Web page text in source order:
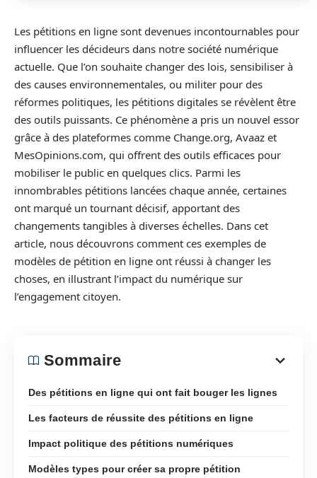
Les pétitions en ligne sont devenues incontournables pour
influencer les décideurs dans notre société numérique
actuelle. Que l’on souhaite changer des lois, sensibiliser à
des causes environnementales, ou militer pour des
réformes politiques, les pétitions digitales se révèlent être
des outils puissants. Ce phénomène a pris un nouvel essor
grâce à des plateformes comme Change.org, Avaaz et
MesOpinions.com, qui offrent des outils efficaces pour
mobiliser le public en quelques clics. Parmi les
innombrables pétitions lancées chaque année, certaines
ont marqué un tournant décisif, apportant des
changements tangibles à diverses échelles. Dans cet
article, nous découvrons comment ces exemples de
modèles de pétition en ligne ont réussi à changer les
choses, en illustrant l’impact du numérique sur
l’engagement citoyen.
Sommaire
Des pétitions en ligne qui ont fait bouger les lignes
Les facteurs de réussite des pétitions en ligne
Impact politique des pétitions numériques
Modèles types pour créer sa propre pétition